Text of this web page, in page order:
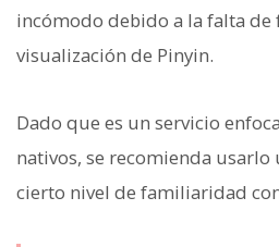
incómodo debido a la falta de
visualización de Pinyin.
Dado que es un servicio
nativos, se recomienda usarlo
cierto nivel de familiaridad